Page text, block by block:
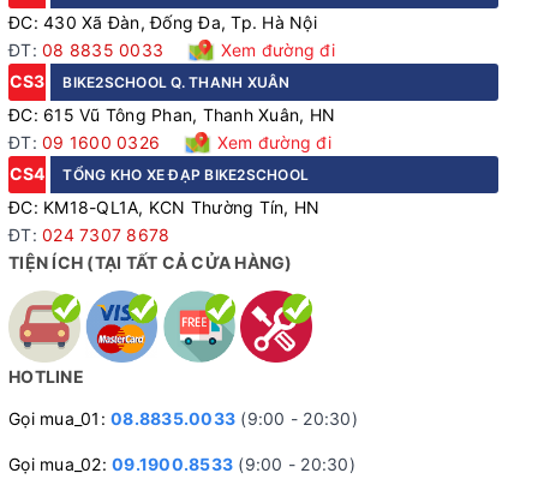
ĐC: 430 Xã Đàn, Đống Đa, Tp. Hà Nội
ĐT: 08 8835 0033
Xem đường đi
CS3
BIKE2SCHOOL Q. THANH XUÂN
ĐC: 615 Vũ Tông Phan, Thanh Xuân, HN
ĐT: 09 1600 0326
Xem đường đi
CS4
TỔNG KHO XE ĐẠP BIKE2SCHOOL
ĐC: KM18-QL1A, KCN Thường Tín, HN
ĐT: 024 7307 8678
TIỆN ÍCH (TẠI TẤT CẢ CỬA HÀNG)
HOTLINE
Gọi mua_01: 08.8835.0033 (9:00 - 20:30)
Gọi mua_02: 09.1900.8533 (9:00 - 20:30)